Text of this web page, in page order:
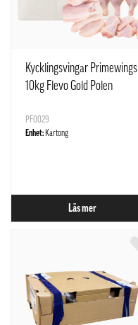
Kycklingsvingar Primewings
10kg Flevo Gold Polen
PF0029
Enhet: Kartong
Läs mer